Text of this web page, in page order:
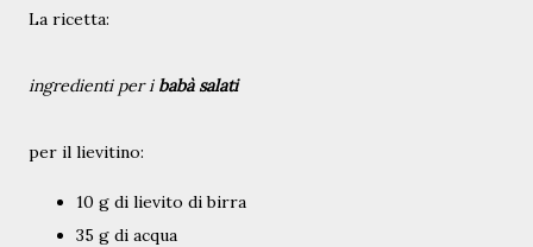
La ricetta:
ingredienti per i babà salati
per il lievitino:
10 g di lievito di birra
35 g di acqua